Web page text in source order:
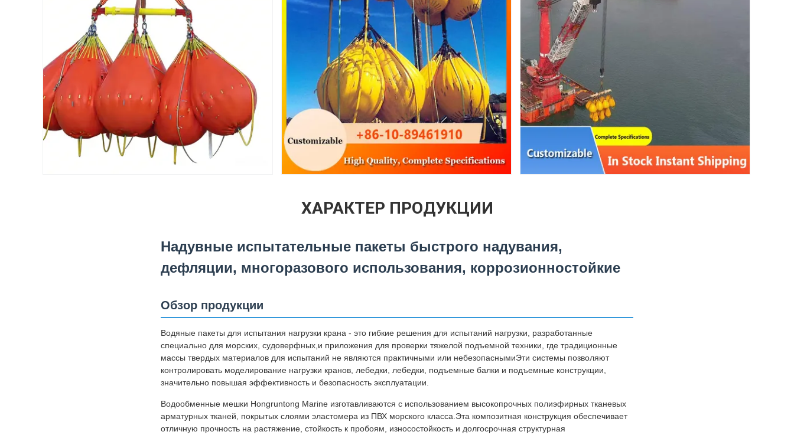
ХАРАКТЕР ПРОДУКЦИИ
Надувные испытательные пакеты быстрого надувания,
дефляции, многоразового использования, коррозионностойкие
Обзор продукции
Водяные пакеты для испытания нагрузки крана - это гибкие решения для испытаний нагрузки, разработанные
специально для морских, судоверфных,и приложения для проверки тяжелой подъемной техники, где традиционные
массы твердых материалов для испытаний не являются практичными или небезопаснымиЭти системы позволяют
контролировать моделирование нагрузки кранов, лебедки, лебедки, подъемные балки и подъемные конструкции,
значительно повышая эффективность и безопасность эксплуатации.
Водообменные мешки Hongruntong Marine изготавливаются с использованием высокопрочных полиэфирных тканевых
арматурных тканей, покрытых слоями эластомера из ПВХ морского класса.Эта композитная конструкция обеспечивает
отличную прочность на растяжение, стойкость к пробоям, износостойкость и долгосрочная структурная